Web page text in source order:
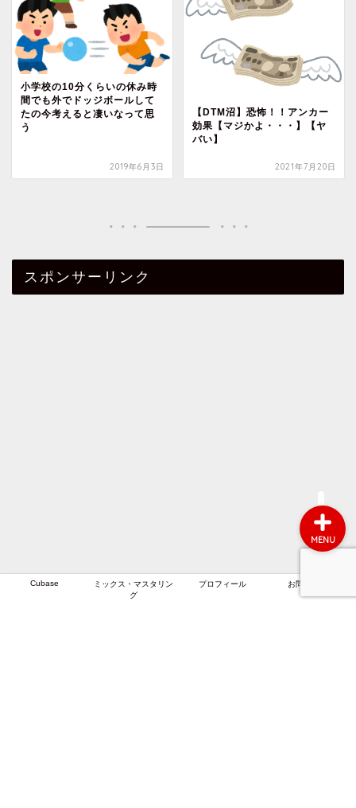
小学校の10分くらいの休み時
間でも外でドッジボールして
たの今考えると凄いなって思
う
2019年6月3日
【DTM沼】恐怖！！アンカー
効果【マジかよ・・・】【ヤ
バい】
2021年7月20日
スポンサーリンク
Cubase
ミックス・マスタリン
グ
プロフィール お問い合わせ
MENU